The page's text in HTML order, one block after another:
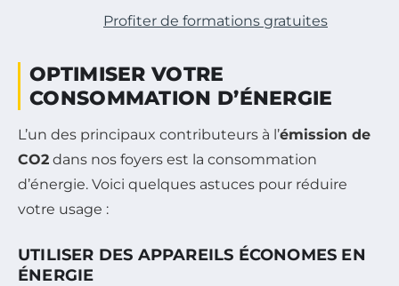
Profiter de formations gratuites
OPTIMISER VOTRE
CONSOMMATION D’ÉNERGIE
L’un des principaux contributeurs à l’émission de
CO2 dans nos foyers est la consommation
d’énergie. Voici quelques astuces pour réduire
votre usage :
UTILISER DES APPAREILS ÉCONOMES EN
ÉNERGIE